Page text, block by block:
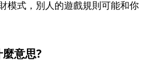
模式，別人的遊戲規則可能和你
意思?